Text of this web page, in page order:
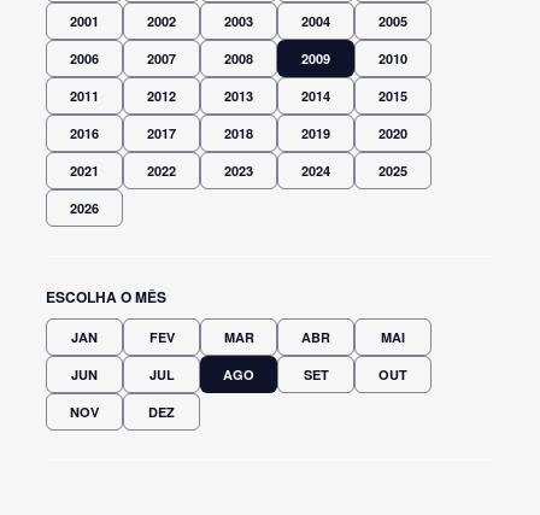
2001 2002 2003 2004 2005
2006 2007 2008 2009 2010
2011 2012 2013 2014 2015
2016 2017 2018 2019 2020
2021 2022 2023 2024 2025
2026
ESCOLHA O MÊS
JAN FEV MAR ABR MAI
JUN JUL AGO SET OUT
NOV DEZ